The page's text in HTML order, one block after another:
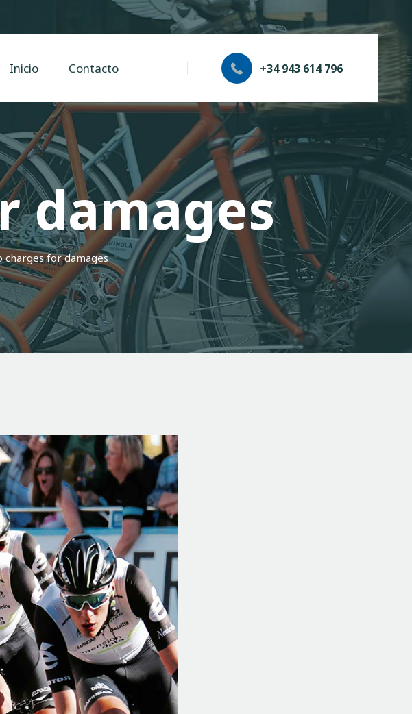
Inicio Contacto +34 943 614 796
damages
charges for damages
y Hendaya